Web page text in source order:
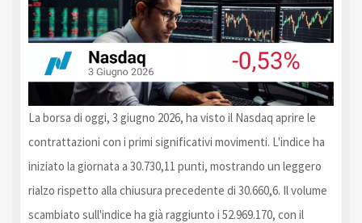
La borsa di oggi, 3 giugno 2026, ha visto il Nasdaq aprire le
contrattazioni con i primi significativi movimenti. L'indice ha
iniziato la giornata a 30.730,11 punti, mostrando un leggero
rialzo rispetto alla chiusura precedente di 30.660,6. Il volume
scambiato sull'indice ha già raggiunto i 52.969.170, con il